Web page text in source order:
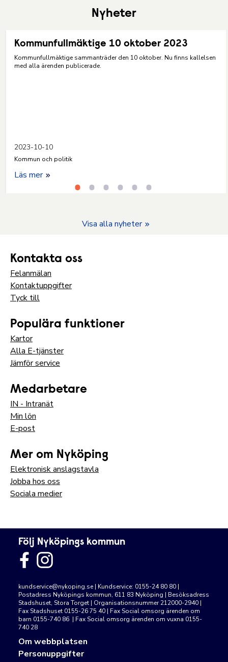
Nyheter
Kommunfullmäktige 10 oktober 2023
Kommunfullmäktige sammanträder den 10 oktober. Nu finns kallelsen
med alla ärenden publicerade.
2023-10-10
Kommun och politik
Läs mer
Visa alla nyheter
Kontakta oss
Felanmälan
Kontaktuppgifter
Tyck till
Populära funktioner
Kartor
Alla E-tjänster
Jämför service
Medarbetare
IN - Intranät
Min lön
E-post
Mer om Nyköping
Elektronisk anslagstavla
Jobba hos oss
Sociala medier
Följ Nyköpings kommun
kundservice@nykoping.se | Kundservice: 0155-24 80 80 |
Postadress Nyköpings kommun, 611 83 Nyköping | Besöksadress
Stadshuset, Stora Torget | Organisationsnummer 212000-2940 |
Fax Stadshuset 0155-26 75 40 | Fax Social omsorg ärenden om
barn 0155-740 86 | Fax Social omsorg ärenden om vuxna 0155-
740 28
Om webbplatsen
Personuppgifter